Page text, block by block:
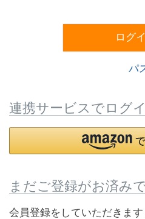
)
ログ
パ
連携サービスでログ
まだご登録がお済み
会員登録をしていただきま